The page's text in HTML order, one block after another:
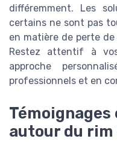
différemment. Les
certains ne sont pas
en matière de perte
Restez attentif à
approche
professionnels et en
autour du rim